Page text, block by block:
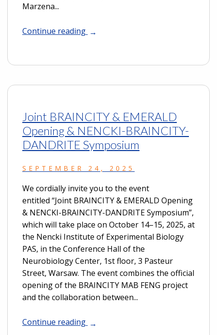
Marzena...
Continue reading
Joint BRAINCITY & EMERALD
Opening & NENCKI-BRAINCITY-
DANDRITE Symposium
SEPTEMBER 24, 2025
We cordially invite you to the event
entitled “Joint BRAINCITY & EMERALD Opening
& NENCKI-BRAINCITY-DANDRITE Symposium”,
which will take place on October 14–15, 2025, at
the Nencki Institute of Experimental Biology
PAS, in the Conference Hall of the
Neurobiology Center, 1st floor, 3 Pasteur
Street, Warsaw. The event combines the official
opening of the BRAINCITY MAB FENG project
and the collaboration between...
Continue reading